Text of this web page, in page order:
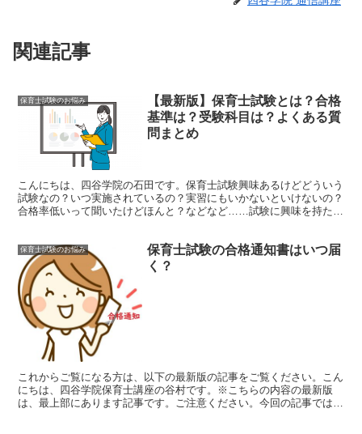
関連記事
保育士試験のお悩み
【最新版】保育士試験とは？合格
基準は？受験科目は？よくある質
問まとめ
こんにちは、四谷学院の石田です。保育士試験興味あるけどどういう
試験なの？いつ実施されているの？実習にもいかないといけないの？
合格率低いって聞いたけどほんと？などなど……試験に興味を持たれ
保育士試験のお悩み
保育士試験の合格通知書はいつ届
く？
これからご覧になる方は、以下の最新版の記事をご覧ください。こん
にちは、四谷学院保育士講座の谷村です。※こちらの内容の最新版
は、最上部にあります記事です。ご注意ください。今回の記事では、